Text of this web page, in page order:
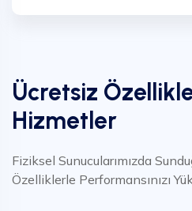
Ücretsiz
Hizmetler
Fiziksel Sunucularımızda
Özelliklerle Performansınızı